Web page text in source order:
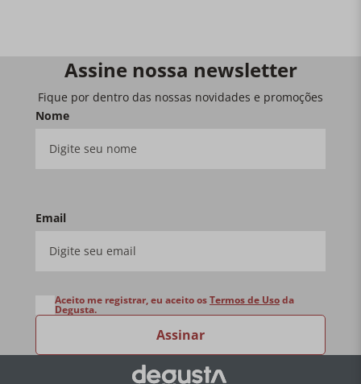
Assine nossa newsletter
Fique por dentro das nossas novidades e promoções
Nome
Email
Assinar
Aceito me registrar, eu aceito osTermos de Usoda
Degusta.